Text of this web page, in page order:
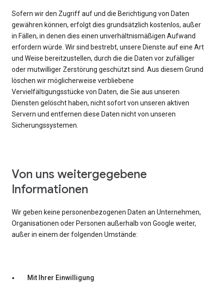
Sofern wir den Zugriff auf und die Berichtigung von Daten
gewähren können, erfolgt dies grundsätzlich kostenlos, außer
in Fällen, in denen dies einen unverhältnismäßigen Aufwand
erfordern würde. Wir sind bestrebt, unsere Dienste auf eine Art
und Weise bereitzustellen, durch die die Daten vor zufälliger
oder mutwilliger Zerstörung geschützt sind. Aus diesem Grund
löschen wir möglicherweise verbliebene
Vervielfältigungsstücke von Daten, die Sie aus unseren
Diensten gelöscht haben, nicht sofort von unseren aktiven
Servern und entfernen diese Daten nicht von unseren
Sicherungssystemen.
Von uns weitergegebene
Informationen
Wir geben keine personenbezogenen Daten an Unternehmen,
Organisationen oder Personen außerhalb von Google weiter,
außer in einem der folgenden Umstände:
Mit Ihrer Einwilligung